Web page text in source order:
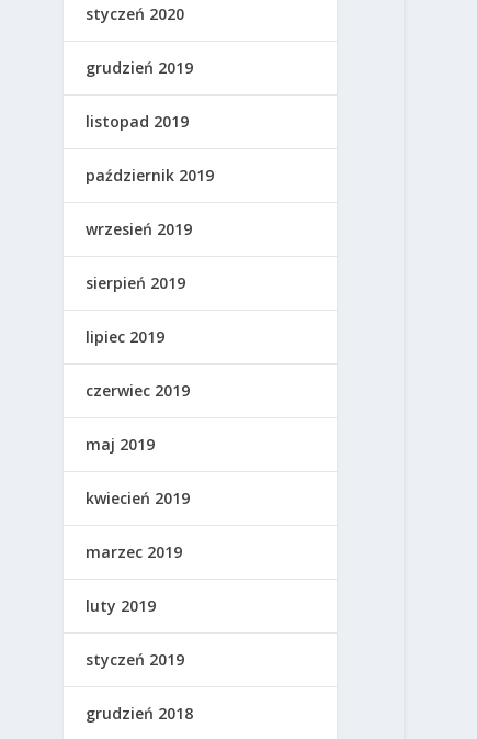
styczeń 2020
grudzień 2019
listopad 2019
październik 2019
wrzesień 2019
sierpień 2019
lipiec 2019
czerwiec 2019
maj 2019
kwiecień 2019
marzec 2019
luty 2019
styczeń 2019
grudzień 2018